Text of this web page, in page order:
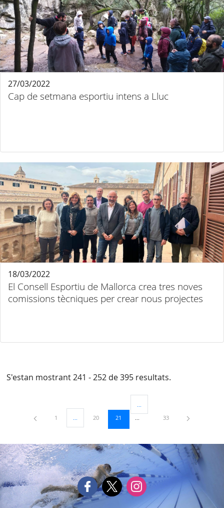
Cap de setmana esportiu intens a Lluc
27/03/2022
El Consell Esportiu de Mallorca crea tres noves
comissions tècniques per crear nous projectes
18/03/2022
S'estan mostrant 241 - 252 de 395 resultats.
Pàgina
1 ...Pàgines intermèdies Utilitzeu TAB per navegar.
Pàgina
20 Pàgina
21
Pàgines intermèdies Utilitzeu
Pàgina
33